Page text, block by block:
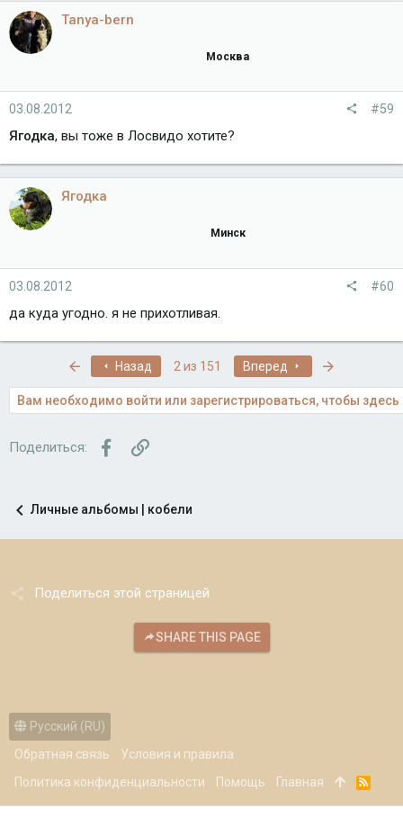
Tanya-bern
Москва
03.08.2012 #59
Ягодка, вы тоже в Лосвидо хотите?
Ягодка
Минск
03.08.2012 #60
да куда угодно. я не прихотливая.
ПервыйНазад 2 из 151 Вперед
Вам необходимо войти или зарегистрироваться, чтобы здесь
Поделиться: FacebookСсылка
Личные альбомы | кобели
Поделиться этой страницей
SHARE THIS PAGE
Русский (RU)
Обратная связь
Условия и правила
Политика конфиденциальности
Помощь Главная
R
S